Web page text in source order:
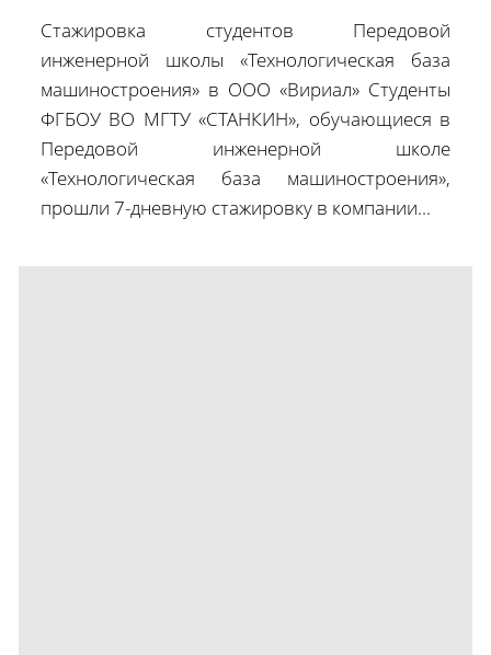
Стажировка студентов Передовой
инженерной школы «Технологическая база
машиностроения» в ООО «Вириал» Студенты
ФГБОУ ВО МГТУ «СТАНКИН», обучающиеся в
Передовой инженерной школе
«Технологическая база машиностроения»,
прошли 7-дневную стажировку в компании...